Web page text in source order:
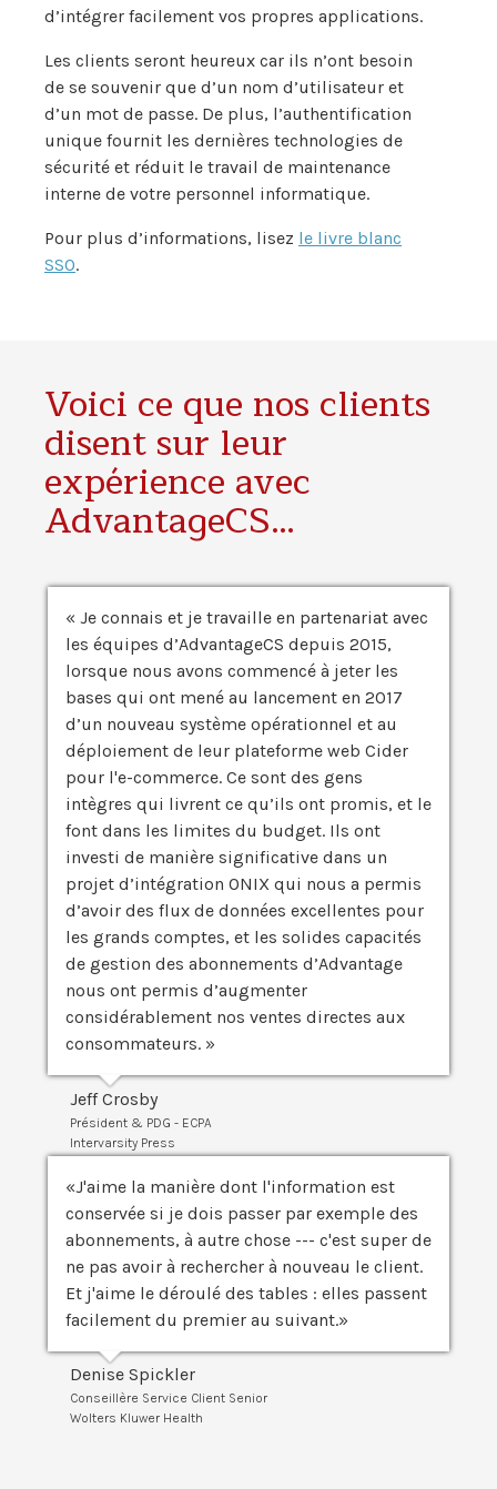
d’intégrer facilement vos propres applications.
Les clients seront heureux car ils n’ont besoin
de se souvenir que d’un nom d’utilisateur et
d’un mot de passe. De plus, l’authentification
unique fournit les dernières technologies de
sécurité et réduit le travail de maintenance
interne de votre personnel informatique.
Pour plus d’informations, lisez le livre blanc
SSO.
Voici ce que nos clients
disent sur leur
expérience avec
AdvantageCS…
« Je connais et je travaille en partenariat avec
les équipes d’AdvantageCS depuis 2015,
lorsque nous avons commencé à jeter les
bases qui ont mené au lancement en 2017
d’un nouveau système opérationnel et au
déploiement de leur plateforme web Cider
pour l'e-commerce. Ce sont des gens
intègres qui livrent ce qu’ils ont promis, et le
font dans les limites du budget. Ils ont
investi de manière significative dans un
projet d’intégration ONIX qui nous a permis
d’avoir des flux de données excellentes pour
les grands comptes, et les solides capacités
de gestion des abonnements d’Advantage
nous ont permis d’augmenter
considérablement nos ventes directes aux
consommateurs. »
Jeff Crosby
Président & PDG - ECPA
Intervarsity Press
J'aime la manière dont l'information est
conservée si je dois passer par exemple des
abonnements, à autre chose --- c'est super de
ne pas avoir à rechercher à nouveau le client.
Et j'aime le déroulé des tables : elles passent
facilement du premier au suivant.
Denise Spickler
Conseillère Service Client Senior
Wolters Kluwer Health